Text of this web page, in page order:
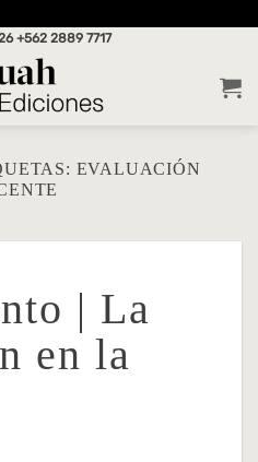
+562 2889 7717
EVALUACIÓN
| La
en la